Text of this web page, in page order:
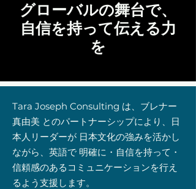
グローバルの舞台で、
自信を持って伝える力
を
Tara Joseph Consulting は、ブレナー
真由美 とのパートナーシップにより、日
本人リーダーが 日本文化の強みを活かし
ながら、英語で 明確に・自信を持って・
信頼感のあるコミュニケーションを行え
るよう支援します。